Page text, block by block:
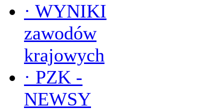
· WYNIKI
zawodów
krajowych
· PZK -
NEWSY